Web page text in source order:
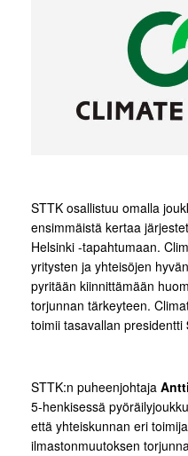
STTK osallistuu omalla
ensimmäistä kertaa
Helsinki -tapahtumaan.
yritysten ja yhteisöjen
pyritään kiinnittämään
torjunnan tärkeyteen.
toimii tasavallan presidentti
STTK:n puheenjohtaja
5-henkisessä
että yhteiskunnan eri
ilmastonmuutoksen